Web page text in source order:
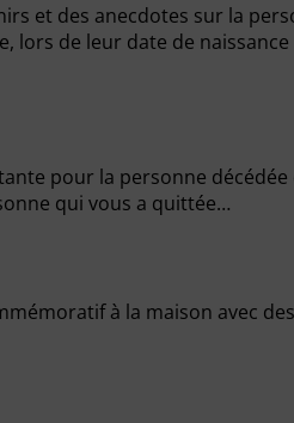
et des anecdotes sur la
de leur date de
pour la personne décédée
qui vous a quittée…
à la maison avec